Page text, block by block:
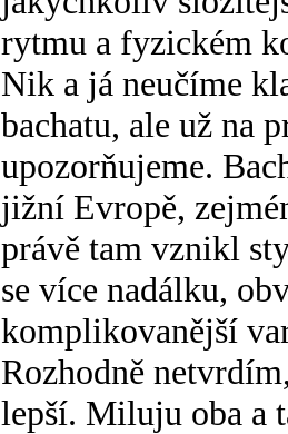
rytmu a fyzickém
Nik a já neučíme
bachatu, ale už na
upozorňujeme.
jižní Evropě,
právě tam vznikl
se více nadálku,
komplikovanější
Rozhodně
lepší. Miluju oba a